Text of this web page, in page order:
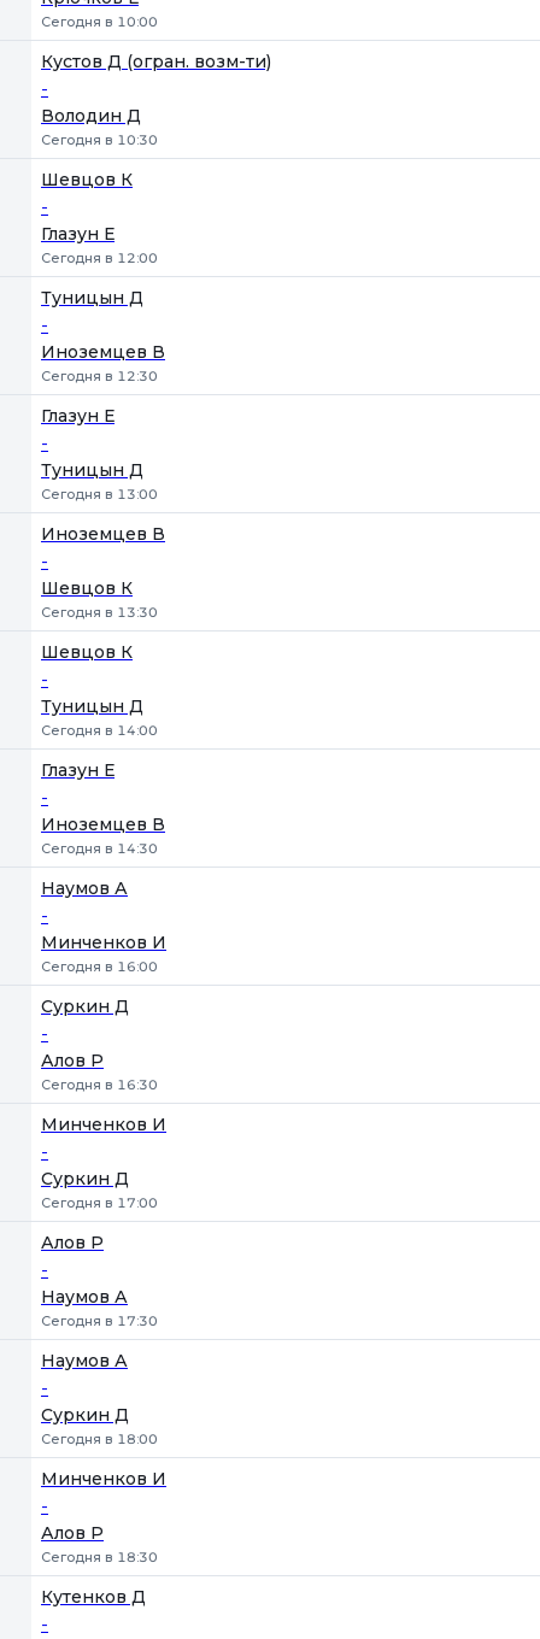
Сегодня в 10:00
Кустов Д (огран. возм-ти)
-
Володин Д
Сегодня в 10:30
Шевцов К
-
Глазун Е
Сегодня в 12:00
Туницын Д
-
Иноземцев В
Сегодня в 12:30
Глазун Е
-
Туницын Д
Сегодня в 13:00
Иноземцев В
-
Шевцов К
Сегодня в 13:30
Шевцов К
-
Туницын Д
Сегодня в 14:00
Глазун Е
-
Иноземцев В
Сегодня в 14:30
Наумов А
-
Минченков И
Сегодня в 16:00
Суркин Д
-
Алов Р
Сегодня в 16:30
Минченков И
-
Суркин Д
Сегодня в 17:00
Алов Р
-
Наумов А
Сегодня в 17:30
Наумов А
-
Суркин Д
Сегодня в 18:00
Минченков И
-
Алов Р
Сегодня в 18:30
Кутенков Д
-